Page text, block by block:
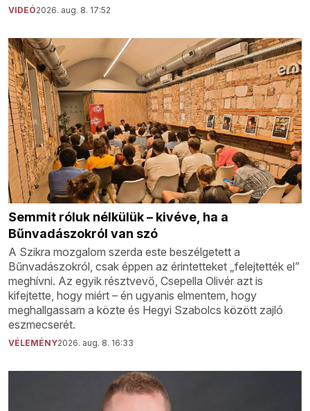
VIDEÓ2026. aug. 8. 17:52
Semmit róluk nélkülük – kivéve, ha a
Bűnvadászokról van szó
A Szikra mozgalom szerda este beszélgetett a
Bűnvadászokról, csak éppen az érintetteket „felejtették el”
meghívni. Az egyik résztvevő, Csepella Olivér azt is
kifejtette, hogy miért – én ugyanis elmentem, hogy
meghallgassam a közte és Hegyi Szabolcs között zajló
eszmecserét.
VÉLEMÉNY2026. aug. 8. 16:33